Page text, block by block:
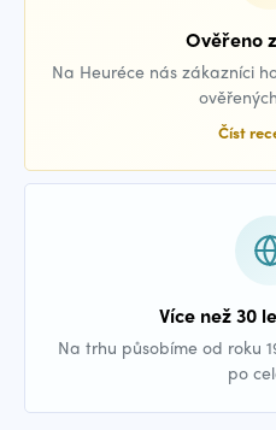
Ověřeno
Na Heuréce nás zákazníci
Číst
Více než 30
Na trhu působíme od roku
po